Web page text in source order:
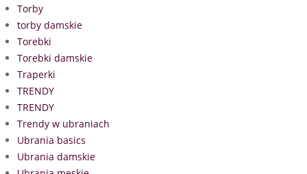
Torby
torby damskie
Torebki
Torebki damskie
Traperki
TRENDY
TRENDY
Trendy w ubraniach
Ubrania basics
Ubrania damskie